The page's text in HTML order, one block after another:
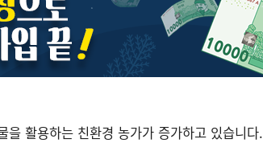
을 활용하는 친환경 농가가 증가하고 있습니다.